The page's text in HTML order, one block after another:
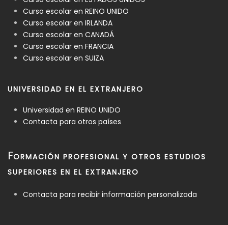
Curso escolar en REINO UNIDO
Curso escolar en IRLANDA
Curso escolar en CANADÁ
Curso escolar en FRANCIA
Curso escolar en SUIZA
UNIVERSIDAD EN EL EXTRANJERO
Universidad en REINO UNIDO
Contacta para otros países
FORMACIÓN PROFESIONAL Y OTROS ESTUDIOS
SUPERIORES EN EL EXTRANJERO
Contacta para recibir información personalizada